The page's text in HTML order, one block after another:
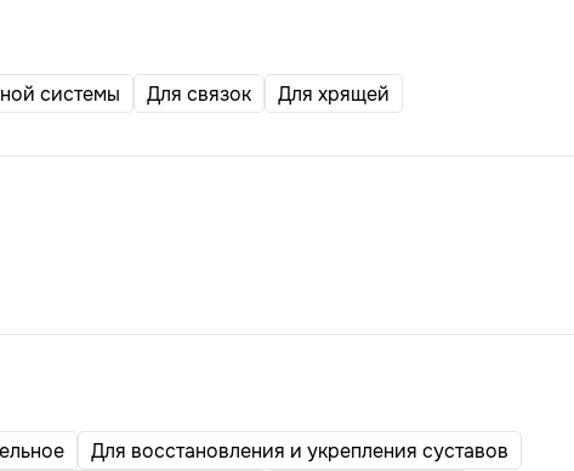
системы Для связок Для хрящей
Для восстановления и укрепления суставов